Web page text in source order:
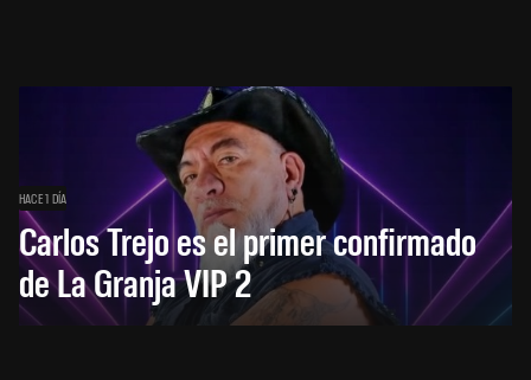
HACE 1 DÍA
Carlos Trejo es el primer confirmado
de La Granja VIP 2